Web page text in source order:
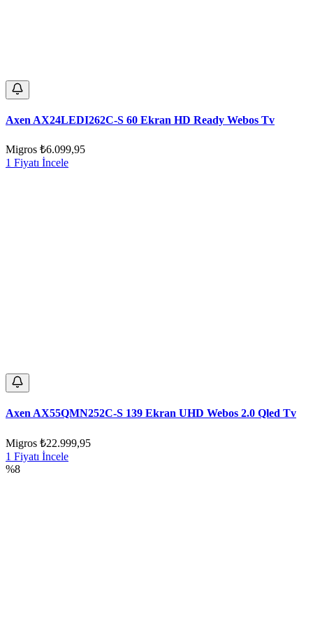
Axen AX24LEDI262C-S 60 Ekran HD Ready Webos Tv
Migros ₺6.099,95
1 Fiyatı İncele
Axen AX55QMN252C-S 139 Ekran UHD Webos 2.0 Qled Tv
Migros ₺22.999,95
1 Fiyatı İncele
%8